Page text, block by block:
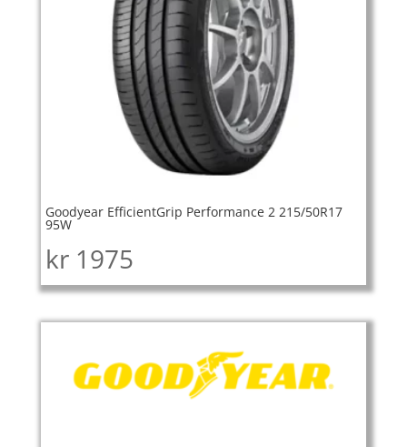
Goodyear EfficientGrip Performance 2 215/50R17
95W
kr 1975